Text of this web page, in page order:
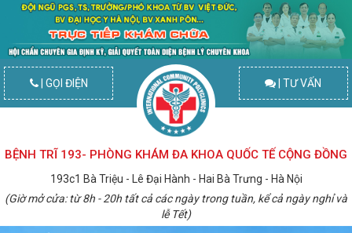
| GỌI ĐIỆN | TƯ VẤN
BỆNH TRĨ 193- PHÒNG KHÁM ĐA KHOA QUỐC TẾ CỘNG ĐỒNG
193c1 Bà Triệu - Lê Đại Hành - Hai Bà Trưng - Hà Nội
(Giờ mở cửa: từ 8h - 20h tất cả các ngày trong tuần, kể cả ngày nghỉ và
lễ Tết)